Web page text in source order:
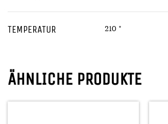
TEMPERATUR 210 °
ÄHNLICHE PRODUKTE